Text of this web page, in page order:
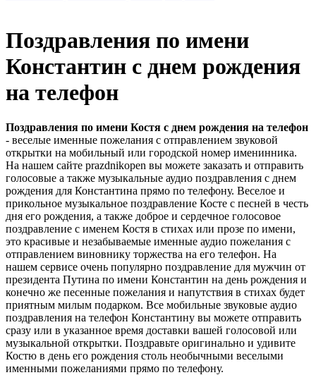
Поздравления по имени
Константин с днем рождения
на телефон
Поздравления по имени Костя с днем рождения на телефон
- веселые именные пожелания с отправлением звуковой
открытки на мобильный или городской номер именинника.
На нашем сайте prazdnikopen вы можете заказать и отправить
голосовые а также музыкальные аудио поздравления с днем
рождения для Константина прямо по телефону. Веселое и
прикольное музыкальное поздравление Косте с песней в честь
дня его рождения, а также доброе и сердечное голосовое
поздравление с именем Костя в стихах или прозе по имени,
это красивые и незабываемые именные аудио пожелания с
отправлением виновнику торжества на его телефон. На
нашем сервисе очень популярно поздравление для мужчин от
президента Путина по имени Константин на день рождения и
конечно же песенные пожелания и напутствия в стихах будет
приятным милым подарком. Все мобильные звуковые аудио
поздравления на телефон Константину вы можете отправить
сразу или в указанное время доставки вашей голосовой или
музыкальной открытки. Поздравьте оригинально и удивите
Костю в день его рождения столь необычными веселыми
именными пожеланиями прямо по телефону.